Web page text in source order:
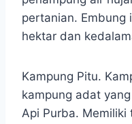
pertanian. Embung
hektar dan
Kampung Pitu.
kampung adat
Api Purba.